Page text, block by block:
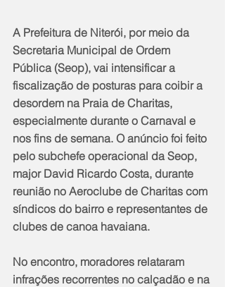
A Prefeitura de Niterói, por meio da
Secretaria Municipal de Ordem
Pública (Seop), vai intensificar a
fiscalização de posturas para coibir a
desordem na Praia de Charitas,
especialmente durante o Carnaval e
nos fins de semana. O anúncio foi feito
pelo subchefe operacional da Seop,
major David Ricardo Costa, durante
reunião no Aeroclube de Charitas com
síndicos do bairro e representantes de
clubes de canoa havaiana.
No encontro, moradores relataram
infrações recorrentes no calçadão e na